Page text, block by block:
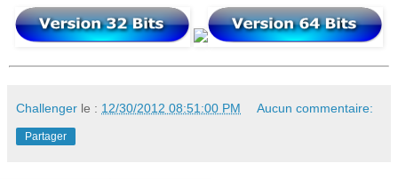
Challenger le : 12/30/2012 08:51:00 PM Aucun commentaire:
Partager